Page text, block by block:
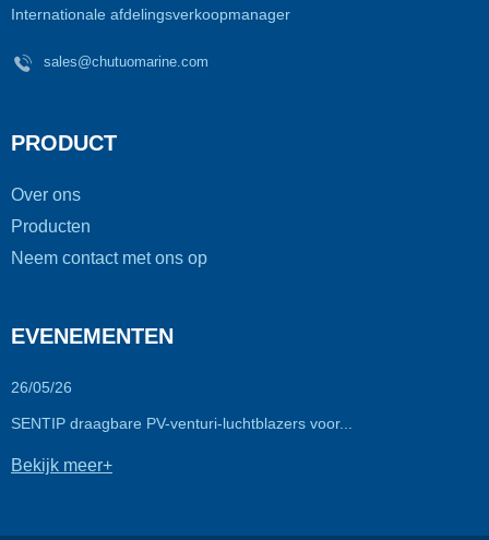
Internationale afdelingsverkoopmanager
sales@chutuomarine.com
PRODUCT
Over ons
Producten
Neem contact met ons op
EVENEMENTEN
26/05/26
SENTIP draagbare PV-venturi-luchtblazers voor...
Bekijk meer+